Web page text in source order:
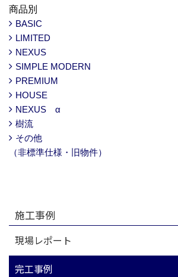
商品別
BASIC
LIMITED
NEXUS
SIMPLE MODERN
PREMIUM
HOUSE
NEXUS α
樹流
その他
（非標準仕様・旧物件）
施工事例
現場レポート
完工事例